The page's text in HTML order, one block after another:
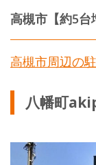
高槻市【約5台
高槻市周辺の
八幡町